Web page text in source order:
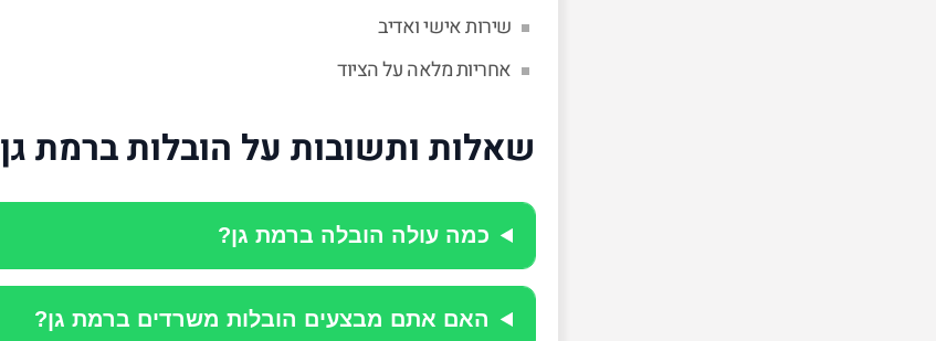
שירות אישי ואדיב
אחריות מלאה על הציוד
שאלות ותשובות על הובלות ברמת גן
כמה עולה הובלה ברמת גן?
האם אתם מבצעים הובלות משרדים ברמת גן?